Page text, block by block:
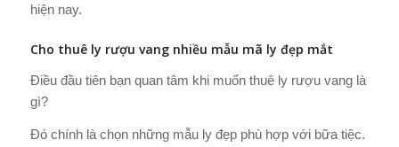
hiện nay.
Cho thuê ly rượu vang nhiều mẫu mã ly đẹp mắt
Điều đầu tiên bạn quan tâm khi muốn thuê ly rượu vang là
gì?
Đó chính là chọn những mẫu ly đẹp phù hợp với bữa tiệc.